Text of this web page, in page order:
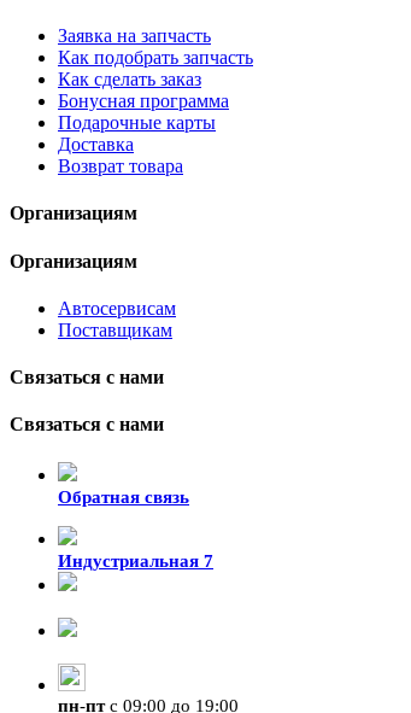
Заявка на запчасть
Как подобрать запчасть
Как сделать заказ
Бонусная программа
Подарочные карты
Доставка
Возврат товара
Организациям
Организациям
Автосервисам
Поставщикам
Связаться с нами
Связаться с нами
Обратная связь
Индустриальная 7
пн-птс 09:00 до 19:00